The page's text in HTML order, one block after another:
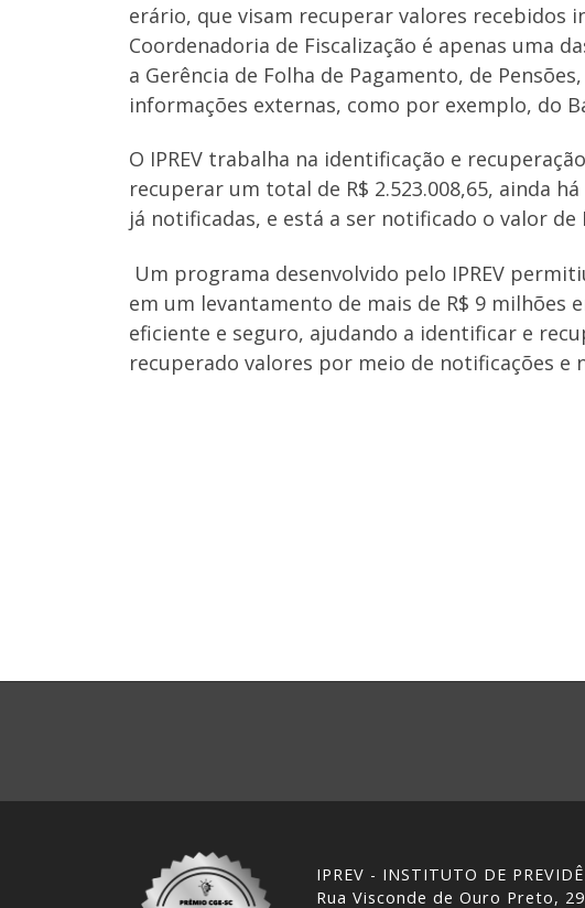
erário, que visam recuperar valores recebidos
Coordenadoria de Fiscalização é apenas uma
a Gerência de Folha de Pagamento, de
informações externas, como por exemplo, do
O IPREV trabalha na identificação e
recuperar um total de R$ 2.523.008,65, ainda
já notificadas, e está a ser notificado o valor de
Um programa desenvolvido pelo IPREV
em um levantamento de mais de R$ 9 milhões
eficiente e seguro, ajudando a identificar e
recuperado valores por meio de notificações
IPREV - INSTITUTO DE
Rua Visconde de Ouro Preto,